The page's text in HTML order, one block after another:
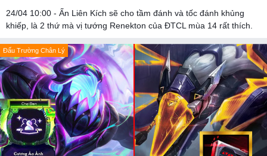
24/04 10:00 - Ấn Liên Kích sẽ cho tầm đánh và tốc đánh khủng
khiếp, là 2 thứ mà vị tướng Renekton của ĐTCL mùa 14 rất thích.
Đấu Trường Chân Lý